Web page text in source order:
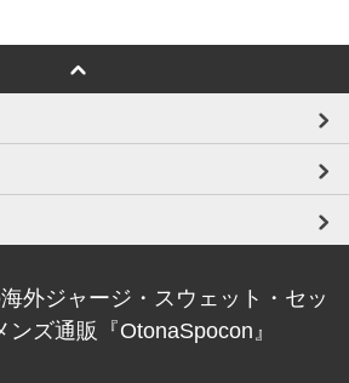
外ジャージ・スウェット・セッ
ンズ通販『OtonaSpocon』